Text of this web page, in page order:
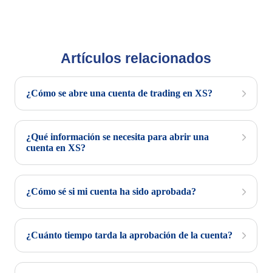
Artículos relacionados
¿Cómo se abre una cuenta de trading en XS?
¿Qué información se necesita para abrir una
cuenta en XS?
¿Cómo sé si mi cuenta ha sido aprobada?
¿Cuánto tiempo tarda la aprobación de la cuenta?